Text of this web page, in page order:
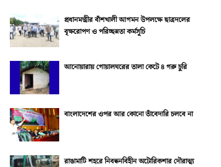
প্রধানমন্ত্রীর বাঁশখালী আগমন উপলক্ষে ছাত্রদলের
বৃক্ষরোপণ ও পরিচ্ছন্নতা কর্মসূচি
আনোয়ারায় গোয়ালঘরের তালা কেটে ৪ গরু চুরি
বাংলাদেশের ওপর আর কোনো তাঁবেদারি চলবে না
রাঙামাটি শহরে নিবন্ধনবিহীন অটোরিকশার দৌরাত্ম্য